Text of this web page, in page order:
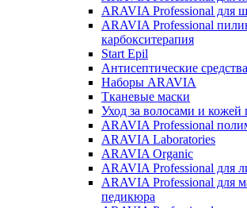
ARAVIA Professional для
ARAVIA Professional
карбокситерапия
Start Epil
Антисептические средства
Наборы ARAVIA
Тканевые маски
Уход за волосами и кожей
ARAVIA Professional
ARAVIA Laboratories
ARAVIA Organic
ARAVIA Professional для
ARAVIA Professional для
педикюра